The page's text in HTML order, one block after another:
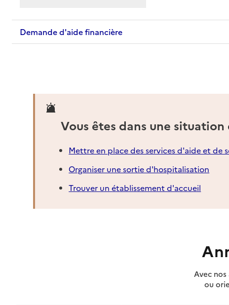
Demande d'aide financière
Vous êtes dans une situation
Mettre en place des services d'aide et de
Organiser une sortie d'hospitalisation
Trouver un établissement d'accueil
Avec
ou